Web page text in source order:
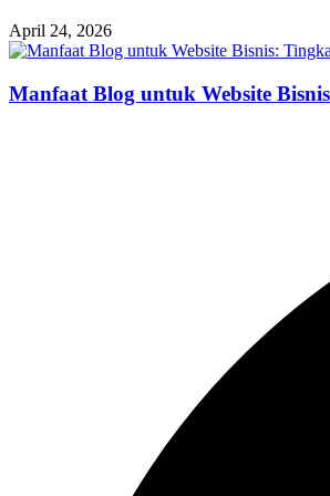
April 24, 2026
Manfaat Blog untuk Website